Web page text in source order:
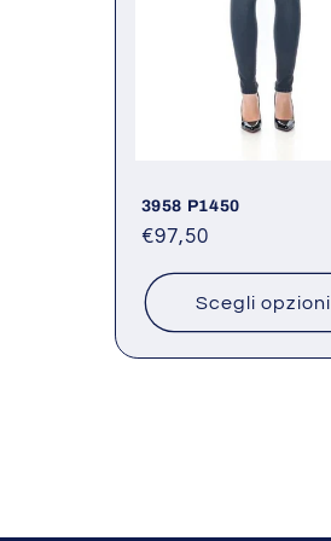
3958 P1450
Prezzo
listino
€97,50
Scegli opzioni